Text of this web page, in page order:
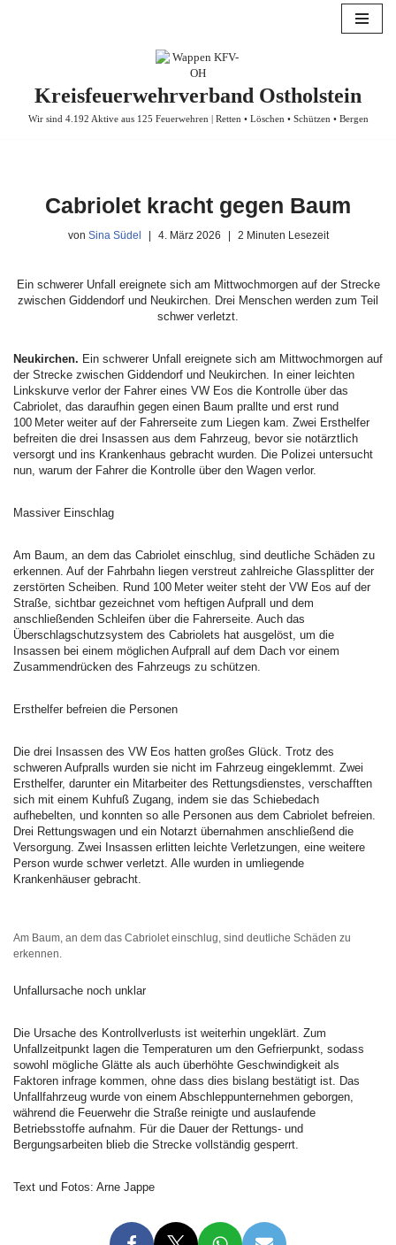
Kreisfeuerwehrverband Ostholstein
Wir sind 4.192 Aktive aus 125 Feuerwehren | Retten • Löschen • Schützen • Bergen
Cabriolet kracht gegen Baum
von Sina Südel 4. März 2026 2 Minuten Lesezeit
Ein schwerer Unfall ereignete sich am Mittwochmorgen auf der Strecke
zwischen Giddendorf und Neukirchen. Drei Menschen werden zum Teil
schwer verletzt.
Neukirchen. Ein schwerer Unfall ereignete sich am Mittwochmorgen auf
der Strecke zwischen Giddendorf und Neukirchen. In einer leichten
Linkskurve verlor der Fahrer eines VW Eos die Kontrolle über das
Cabriolet, das daraufhin gegen einen Baum prallte und erst rund
100 Meter weiter auf der Fahrerseite zum Liegen kam. Zwei Ersthelfer
befreiten die drei Insassen aus dem Fahrzeug, bevor sie notärztlich
versorgt und ins Krankenhaus gebracht wurden. Die Polizei untersucht
nun, warum der Fahrer die Kontrolle über den Wagen verlor.
Massiver Einschlag
Am Baum, an dem das Cabriolet einschlug, sind deutliche Schäden zu
erkennen. Auf der Fahrbahn liegen verstreut zahlreiche Glassplitter der
zerstörten Scheiben. Rund 100 Meter weiter steht der VW Eos auf der
Straße, sichtbar gezeichnet vom heftigen Aufprall und dem
anschließenden Schleifen über die Fahrerseite. Auch das
Überschlagschutzsystem des Cabriolets hat ausgelöst, um die
Insassen bei einem möglichen Aufprall auf dem Dach vor einem
Zusammendrücken des Fahrzeugs zu schützen.
Ersthelfer befreien die Personen
Die drei Insassen des VW Eos hatten großes Glück. Trotz des
schweren Aufpralls wurden sie nicht im Fahrzeug eingeklemmt. Zwei
Ersthelfer, darunter ein Mitarbeiter des Rettungsdienstes, verschafften
sich mit einem Kuhfuß Zugang, indem sie das Schiebedach
aufhebelten, und konnten so alle Personen aus dem Cabriolet befreien.
Drei Rettungswagen und ein Notarzt übernahmen anschließend die
Versorgung. Zwei Insassen erlitten leichte Verletzungen, eine weitere
Person wurde schwer verletzt. Alle wurden in umliegende
Krankenhäuser gebracht.
Am Baum, an dem das Cabriolet einschlug, sind deutliche Schäden zu
erkennen.
Unfallursache noch unklar
Die Ursache des Kontrollverlusts ist weiterhin ungeklärt. Zum
Unfallzeitpunkt lagen die Temperaturen um den Gefrierpunkt, sodass
sowohl mögliche Glätte als auch überhöhte Geschwindigkeit als
Faktoren infrage kommen, ohne dass dies bislang bestätigt ist. Das
Unfallfahrzeug wurde von einem Abschleppunternehmen geborgen,
während die Feuerwehr die Straße reinigte und auslaufende
Betriebsstoffe aufnahm. Für die Dauer der Rettungs- und
Bergungsarbeiten blieb die Strecke vollständig gesperrt.
Text und Fotos: Arne Jappe